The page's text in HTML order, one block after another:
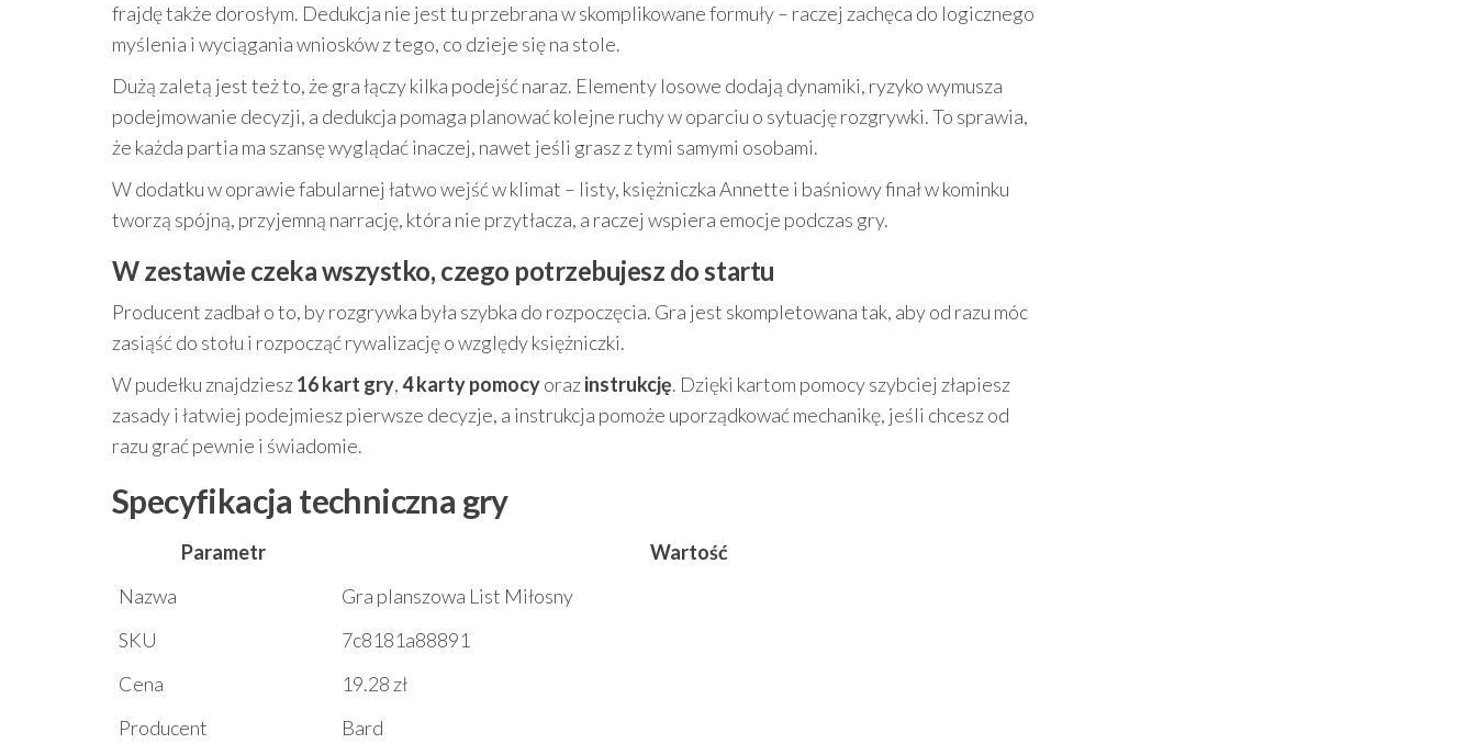
frajdę także dorosłym. Dedukcja nie jest tu przebrana w skomplikowane formuły – raczej zachęca do logicznego
myślenia i wyciągania wniosków z tego, co dzieje się na stole.
Dużą zaletą jest też to, że gra łączy kilka podejść naraz. Elementy losowe dodają dynamiki, ryzyko wymusza
podejmowanie decyzji, a dedukcja pomaga planować kolejne ruchy w oparciu o sytuację rozgrywki. To sprawia,
że każda partia ma szansę wyglądać inaczej, nawet jeśli grasz z tymi samymi osobami.
W dodatku w oprawie fabularnej łatwo wejść w klimat – listy, księżniczka Annette i baśniowy finał w kominku
tworzą spójną, przyjemną narrację, która nie przytłacza, a raczej wspiera emocje podczas gry.
W zestawie czeka wszystko, czego potrzebujesz do startu
Producent zadbał o to, by rozgrywka była szybka do rozpoczęcia. Gra jest skompletowana tak, aby od razu móc
zasiąść do stołu i rozpocząć rywalizację o względy księżniczki.
W pudełku znajdziesz16 kart gry,4 karty pomocyorazinstrukcję. Dzięki kartom pomocy szybciej złapiesz
zasady i łatwiej podejmiesz pierwsze decyzje, a instrukcja pomoże uporządkować mechanikę, jeśli chcesz od
razu grać pewnie i świadomie.
Specyfikacja techniczna gry
Parametr
Wartość
Nazwa
Gra planszowa List Miłosny
SKU
7c8181a88891
Cena
19.28 zł
Producent
Bard